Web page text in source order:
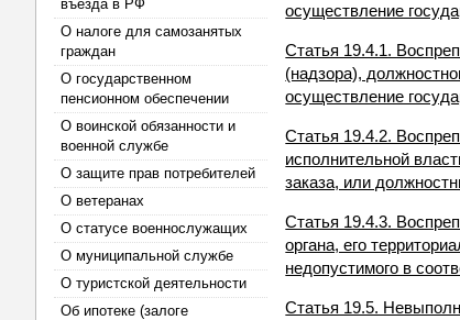
въезда в РФ
О налоге для самозанятых
граждан
О государственном
пенсионном обеспечении
О воинской обязанности и
военной службе
О защите прав потребителей
О ветеранах
О статусе военнослужащих
О муниципальной службе
О туристской деятельности
Об ипотеке (залоге
осуществление
Статья 19.4.1.
(надзора),
осуществление
Статья 19.4.2.
исполнительной
заказа, или
Статья 19.4.3.
органа, его
недопустимого в
Статья 19.5.